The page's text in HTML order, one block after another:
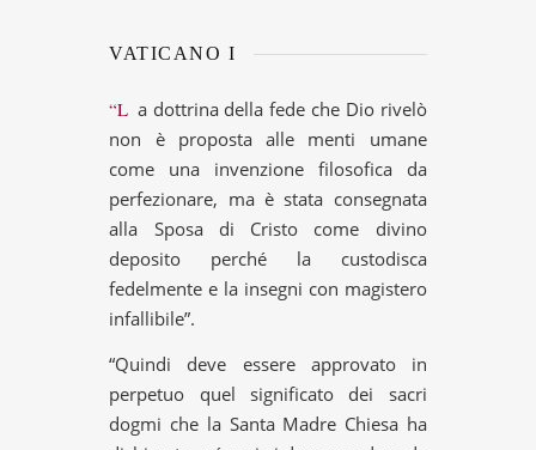
VATICANO I
“La dottrina della fede che Dio rivelò
non è proposta alle menti umane
come una invenzione filosofica da
perfezionare, ma è stata consegnata
alla Sposa di Cristo come divino
deposito perché la custodisca
fedelmente e la insegni con magistero
infallibile”.
“Quindi deve essere approvato in
perpetuo quel significato dei sacri
dogmi che la Santa Madre Chiesa ha